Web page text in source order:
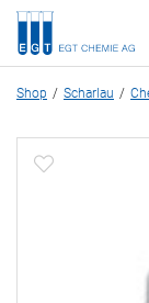
Shop Scharlau